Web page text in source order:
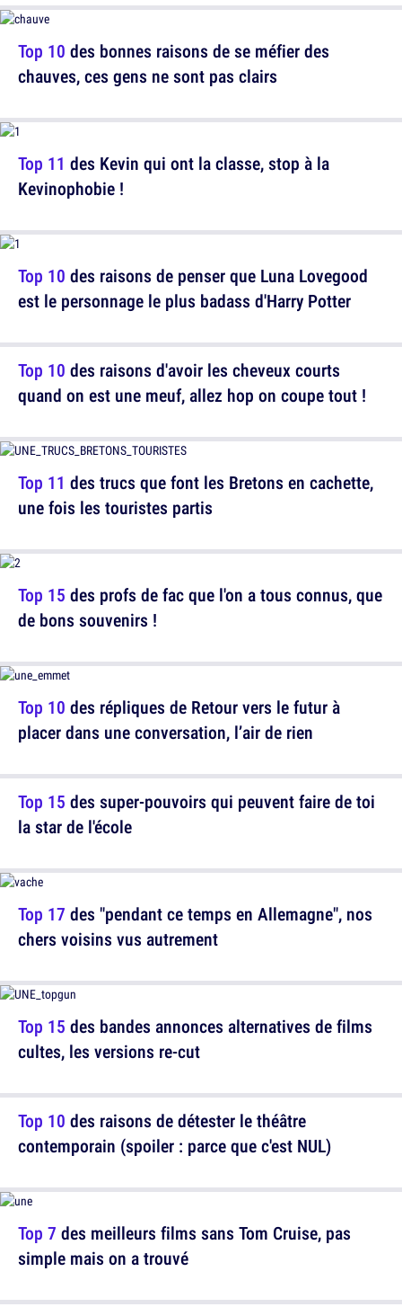
Top 10 des bonnes raisons de se méfier des
chauves, ces gens ne sont pas clairs
Top 10 des raisons de penser que Luna Lovegood
est le personnage le plus badass d'Harry Potter
Top 11 des trucs que font les Bretons en cachette,
une fois les touristes partis
Top 10 des répliques de Retour vers le futur à
placer dans une conversation, l’air de rien
Top 17 des "pendant ce temps en Allemagne", nos
chers voisins vus autrement
Top 10 des raisons de détester le théâtre
contemporain (spoiler : parce que c'est NUL)
Top 11 des Kevin qui ont la classe, stop à la
Kevinophobie !
Top 10 des raisons d'avoir les cheveux courts
quand on est une meuf, allez hop on coupe tout !
Top 15 des profs de fac que l'on a tous connus, que
de bons souvenirs !
Top 15 des super-pouvoirs qui peuvent faire de toi
la star de l'école
Top 15 des bandes annonces alternatives de films
cultes, les versions re-cut
Top 7 des meilleurs films sans Tom Cruise, pas
simple mais on a trouvé